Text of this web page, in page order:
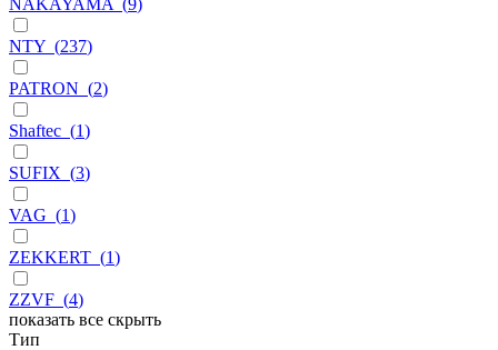
NTY (237)
PATRON (2)
Shaftec (1)
SUFIX (3)
VAG (1)
ZEKKERT (1)
ZZVF (4)
показать все скрыть
Тип